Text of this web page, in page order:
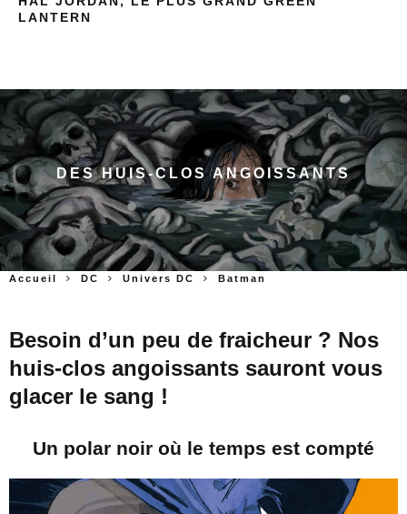
LANTERN
DES HUIS-CLOS ANGOISSANTS
Accueil DC Univers DC Batman
Besoin d’un peu de fraicheur ? Nos
huis-clos angoissants sauront vous
glacer le sang !
Un polar noir où le temps est compté